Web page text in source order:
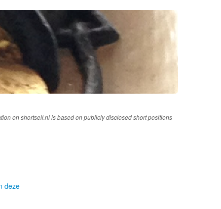
on shortsell.nl is based on publicly disclosed short positions
deze